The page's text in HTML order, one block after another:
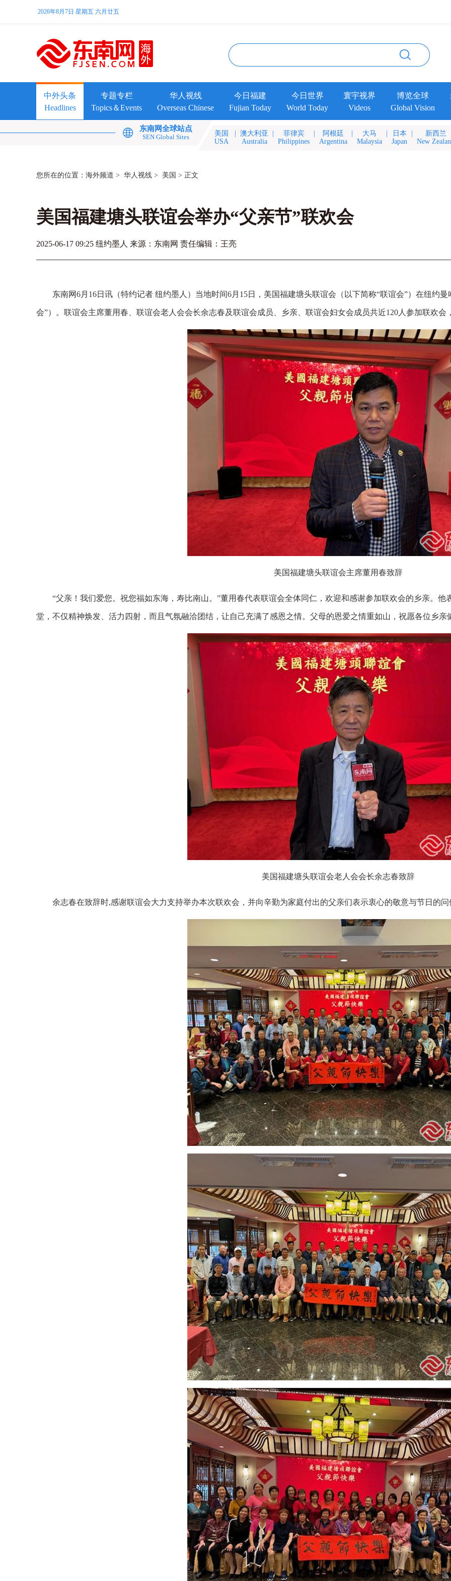
2026年8月7日 星期五 六月廿五
中外头条
Headlines
专题专栏
Topics＆Events
华人视线
Overseas Chinese
今日福建
Fujian Today
今日世界
World Today
寰宇视界
Videos
博览全球
Global Vision
东南网全球站点
SEN Global Sites
美国
USA
澳大利亚
Australia
菲律宾
Philippines
阿根廷
Argentina
大马
Malaysia
日本
Japan
新西兰
New
您所在的位置： 海外频道 > 华人视线 > 美国 > 正文
美国福建塘头联谊会举办“父亲节”联欢会
2025-06-17 09:25 纽约墨人 来源：东南网 责任编辑：王亮
东南网6月16日讯（特约记者 纽约墨人）当地时间6月15日，美国福建塘头联谊会（以下简称“联谊会”）在纽约
会”）。联谊会主席董用春、联谊会老人会会长余志春及联谊会成员、乡亲、联谊会妇女会成员共近120人参加联欢
美国福建塘头联谊会主席董用春致辞
“父亲！我们爱您。祝您福如东海，寿比南山。”董用春代表联谊会全体同仁，欢迎和感谢参加联欢会的乡亲。
堂，不仅精神焕发、活力四射，而且气氛融洽团结，让自己充满了感恩之情。父母的恩爱之情重如山，祝愿各位乡亲
美国福建塘头联谊会老人会会长余志春致辞
余志春在致辞时,感谢联谊会大力支持举办本次联欢会，并向辛勤为家庭付出的父亲们表示衷心的敬意与节日的问